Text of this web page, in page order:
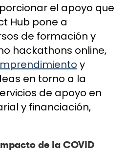
el apoyo que
Hub pone a
de formación y
hackathons online,
y
en torno a la
de apoyo en
y financiación,
de la COVID